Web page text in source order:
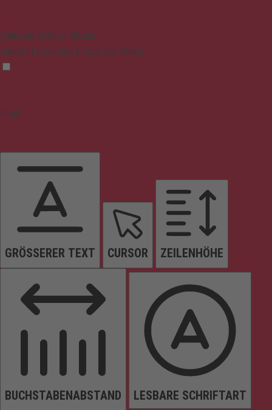
Epilepsie-sicherer Modus
Dämpft Farben und stoppt das Blinken
Inhalt
GRÖSSERER TEXT CURSOR ZEILENHÖHE
BUCHSTABENABSTAND LESBARE SCHRIFTART